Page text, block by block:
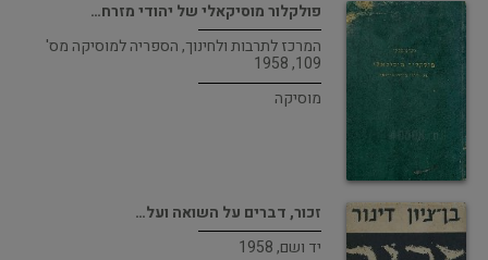
פולקלור מוסיקאלי של יהודי מזרח…
המרכז לתרבות ולחינוך, הספריה למוסיקה מס'
109, 1958
מוסיקה
זכור, דברים על השואה ועל…
יד ושם, 1958